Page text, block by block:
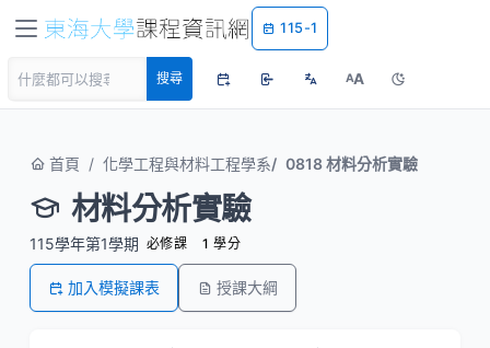
115-1
搜尋 AA
首頁 化學工程與材料工程學系 0818 材料分析實驗
材料分析實驗
115學年第1學期 必修課 1 學分
加入模擬課表 授課大綱